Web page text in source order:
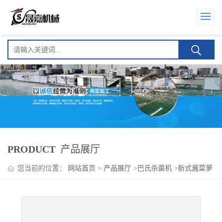
PRODUCT 产品展厅
您当前的位置： 网站首页 > 产品展厅 > 巴氏杀菌机 >新式酱菜萝